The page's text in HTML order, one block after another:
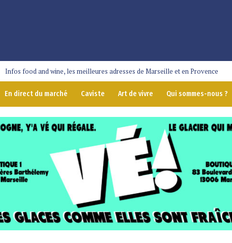
Infos food and wine, les meilleures adresses de Marseille et en Provence
En direct du marché Caviste Art de vivre Qui sommes-nous ?